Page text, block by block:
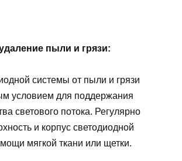
пыли и грязи:
системы от пыли и грязи
условием для поддержания
светового потока. Регулярно
и корпус светодиодной
мягкой ткани или щетки.